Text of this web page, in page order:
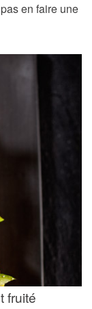
en faire une
fruité